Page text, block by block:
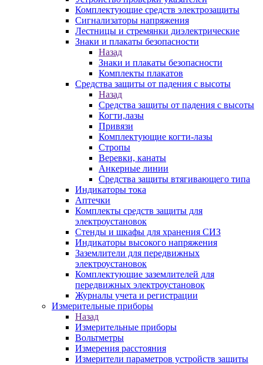
Комплектующие средств электрозащиты
Сигнализаторы напряжения
Лестницы и стремянки диэлектрические
Знаки и плакаты безопасности
Назад
Знаки и плакаты безопасности
Комплекты плакатов
Средства защиты от падения с высоты
Назад
Средства защиты от падения с высоты
Когти,лазы
Привязи
Комплектующие когти-лазы
Стропы
Веревки, канаты
Анкерные линии
Средства защиты втягивающего типа
Индикаторы тока
Аптечки
Комплекты средств защиты для
электроустановок
Стенды и шкафы для хранения СИЗ
Индикаторы высокого напряжения
Заземлители для передвижных
электроустановок
Комплектующие заземлителей для
передвижных электроустановок
Журналы учета и регистрации
Измерительные приборы
Назад
Измерительные приборы
Вольтметры
Измерения расстояния
Измерители параметров устройств защиты